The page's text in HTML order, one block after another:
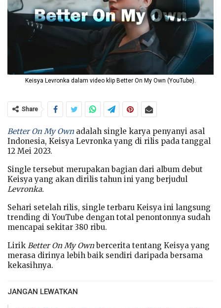
Keisya Levronka dalam video klip Better On My Own (YouTube).
Share
Better On My Own adalah single karya penyanyi asal
Indonesia, Keisya Levronka yang di rilis pada tanggal
12 Mei 2023.
Single tersebut merupakan bagian dari album debut
Keisya yang akan dirilis tahun ini yang berjudul
Levronka.
Sehari setelah rilis, single terbaru Keisya ini langsung
trending di YouTube dengan total penontonnya sudah
mencapai sekitar 380 ribu.
Lirik Better On My Own bercerita tentang Keisya yang
merasa dirinya lebih baik sendiri daripada bersama
kekasihnya.
JANGAN LEWATKAN